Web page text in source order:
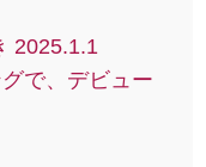
2025.1.1
で、デビュー